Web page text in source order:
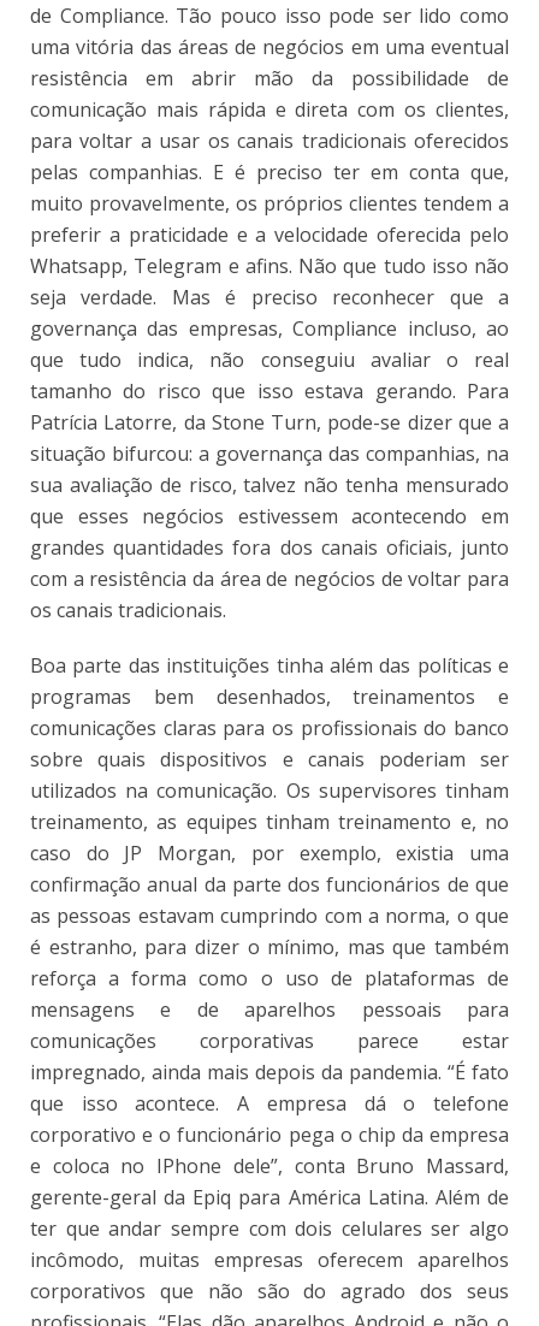
de Compliance. Tão pouco isso pode ser lido como
uma vitória das áreas de negócios em uma eventual
resistência em abrir mão da possibilidade de
comunicação mais rápida e direta com os clientes,
para voltar a usar os canais tradicionais oferecidos
pelas companhias. E é preciso ter em conta que,
muito provavelmente, os próprios clientes tendem a
preferir a praticidade e a velocidade oferecida pelo
Whatsapp, Telegram e afins. Não que tudo isso não
seja verdade. Mas é preciso reconhecer que a
governança das empresas, Compliance incluso, ao
que tudo indica, não conseguiu avaliar o real
tamanho do risco que isso estava gerando. Para
Patrícia Latorre, da Stone Turn, pode-se dizer que a
situação bifurcou: a governança das companhias, na
sua avaliação de risco, talvez não tenha mensurado
que esses negócios estivessem acontecendo em
grandes quantidades fora dos canais oficiais, junto
com a resistência da área de negócios de voltar para
os canais tradicionais.
Boa parte das instituições tinha além das políticas e
programas bem desenhados, treinamentos e
comunicações claras para os profissionais do banco
sobre quais dispositivos e canais poderiam ser
utilizados na comunicação. Os supervisores tinham
treinamento, as equipes tinham treinamento e, no
caso do JP Morgan, por exemplo, existia uma
confirmação anual da parte dos funcionários de que
as pessoas estavam cumprindo com a norma, o que
é estranho, para dizer o mínimo, mas que também
reforça a forma como o uso de plataformas de
mensagens e de aparelhos pessoais para
comunicações corporativas parece estar
impregnado, ainda mais depois da pandemia. “É fato
que isso acontece. A empresa dá o telefone
corporativo e o funcionário pega o chip da empresa
e coloca no IPhone dele”, conta Bruno Massard,
gerente-geral da Epiq para América Latina. Além de
ter que andar sempre com dois celulares ser algo
incômodo, muitas empresas oferecem aparelhos
corporativos que não são do agrado dos seus